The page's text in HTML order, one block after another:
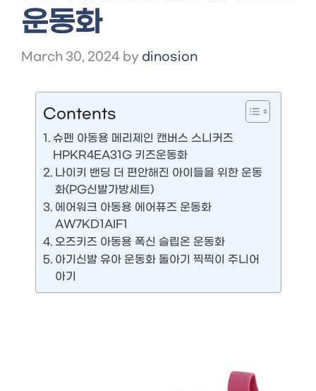
운동화
March 30, 2024 by dinosion
Contents
슈펜 아동용 메리제인 캔버스 스니커즈
HPKR4EA31G 키즈운동화
나이키 밴딩 더 편안해진 아이들을 위한 운동
화(PG신발가방세트)
에어워크 아동용 에어퓨즈 운동화
AW7KD1AIF1
오즈키즈 아동용 폭신 슬립온 운동화
아기신발 유아 운동화 돌아기 찍찍이 주니어
아기